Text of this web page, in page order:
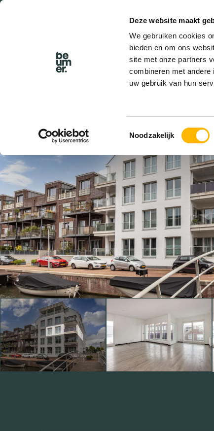
Deze website maakt
We gebruiken cookies
bieden en om ons
site met onze partners
combineren met
uw gebruik van hun
Toestemmingsselectie
Noodzakelijk